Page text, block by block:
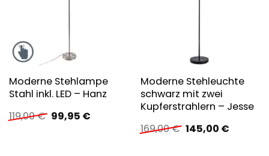
Moderne Stehlampe
Stahl inkl. LED – Hanz
119,00€ Ursprünglicher
Preis
99,95 €Aktueller
Moderne Stehleuchte
schwarz mit zwei
Kupferstrahlern – Jesse
169,00€ Ursprünglicher
Preis
145,00 €